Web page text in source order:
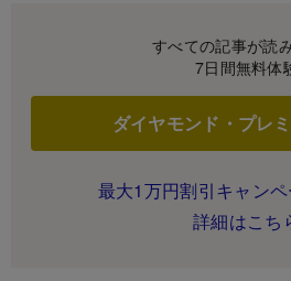
すべての記事が読
7日間無料体
ダイヤモンド・プレ
最大1万円割引キャンペ
詳細はこち